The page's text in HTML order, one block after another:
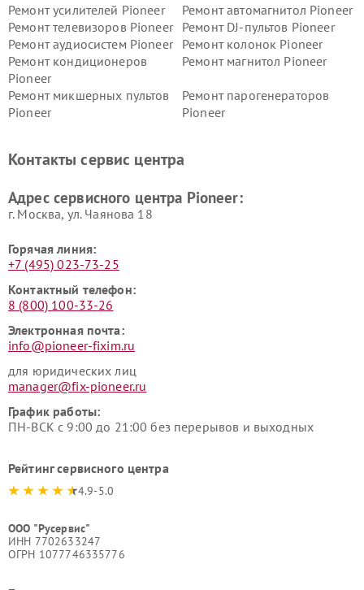
Ремонт усилителей Pioneer
Ремонт автомагнитол Pioneer
Ремонт телевизоров Pioneer
Ремонт DJ-пультов Pioneer
Ремонт аудиосистем Pioneer
Ремонт колонок Pioneer
Ремонт кондиционеров
Pioneer
Ремонт магнитол Pioneer
Ремонт микшерных пультов
Pioneer
Ремонт парогенераторов
Pioneer
Контакты сервис центра
Адрес сервисного центра Pioneer:
г. Москва, ул. Чаянова 18
Горячая линия:
+7 (495) 023-73-25
Контактный телефон:
8 (800) 100-33-26
Электронная почта:
info@pioneer-fixim.ru
для юридических лиц
manager@fix-pioneer.ru
График работы:
ПН-ВСК с 9:00 до 21:00 без перерывов и выходных
Рейтинг сервисного центра
4.9-5.0
ООО "Русервис"
ИНН 7702633247
ОГРН 1077746335776